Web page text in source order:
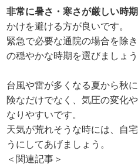
非常に暑さ・寒さが厳しい時
かけを避ける方が良いです。
緊急で必要な通院の場合を除
の穏やかな時期を選びましょう
台風や雷が多くなる夏から秋
険なだけでなく、気圧の変化
なりやすいです。
天気が荒れそうな時には、自
うにしてあげましょう。
＜関連記事＞